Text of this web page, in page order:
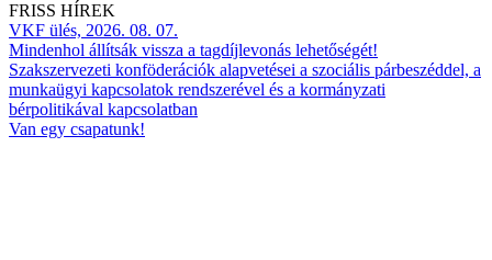
FRISS HÍREK
VKF ülés, 2026. 08. 07.
Mindenhol állítsák vissza a tagdíjlevonás lehetőségét!
Szakszervezeti konföderációk alapvetései a szociális párbeszéddel, a
munkaügyi kapcsolatok rendszerével és a kormányzati
bérpolitikával kapcsolatban
Van egy csapatunk!